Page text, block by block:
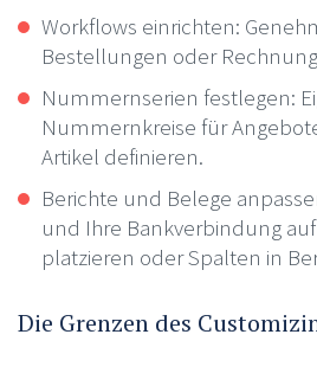
Workflows einrichten:
Bestellungen oder
Nummernserien festlegen:
Nummernkreise für
Artikel definieren.
Berichte und Belege
und Ihre Bankverbindung
platzieren oder Spalten in
Die Grenzen des